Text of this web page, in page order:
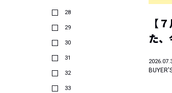
28
29
30
31
32
33
【
た、